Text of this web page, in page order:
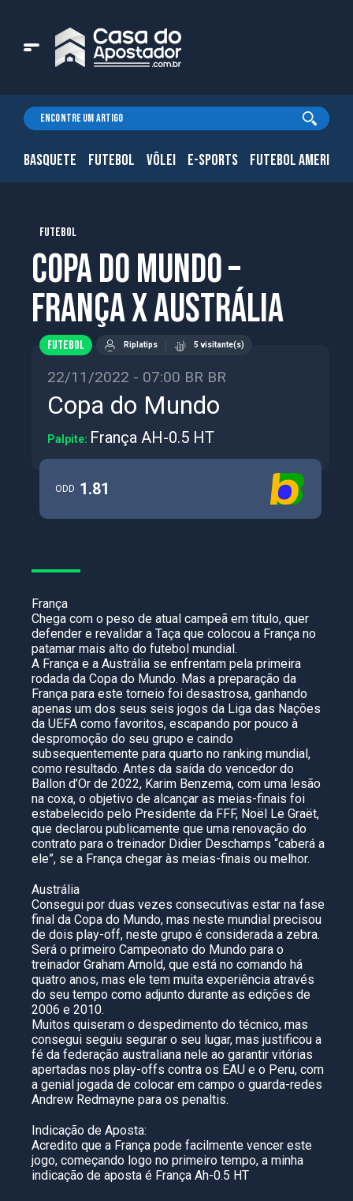
BASQUETE FUTEBOL VÔLEI E-SPORTS FUTEBOL
FUTEBOL
Copa do Mundo –
França x Austrália
FUTEBOL Riplatips 5 visitante(s)
22/11/2022 - 07:00 BR BR
Copa do Mundo
Palpite: França AH-0.5 HT
ODD 1.81
França
Chega com o peso de atual campeã em titulo, quer
defender e revalidar a Taça que colocou a França no
patamar mais alto do futebol mundial.
A França e a Austrália se enfrentam pela primeira
rodada da Copa do Mundo. Mas a preparação da
França para este torneio foi desastrosa, ganhando
apenas um dos seus seis jogos da Liga das Nações
da UEFA como favoritos, escapando por pouco à
despromoção do seu grupo e caindo
subsequentemente para quarto no ranking mundial,
como resultado. Antes da saída do vencedor do
Ballon d’Or de 2022, Karim Benzema, com uma lesão
na coxa, o objetivo de alcançar as meias-finais foi
estabelecido pelo Presidente da FFF, Noël Le Graët,
que declarou publicamente que uma renovação do
contrato para o treinador Didier Deschamps “caberá a
ele”, se a França chegar às meias-finais ou melhor.
Austrália
Consegui por duas vezes consecutivas estar na fase
final da Copa do Mundo, mas neste mundial precisou
de dois play-off, neste grupo é considerada a zebra.
Será o primeiro Campeonato do Mundo para o
treinador Graham Arnold, que está no comando há
quatro anos, mas ele tem muita experiência através
do seu tempo como adjunto durante as edições de
2006 e 2010.
Muitos quiseram o despedimento do técnico, mas
consegui seguiu segurar o seu lugar, mas justificou a
fé da federação australiana nele ao garantir vitórias
apertadas nos play-offs contra os EAU e o Peru, com
a genial jogada de colocar em campo o guarda-redes
Andrew Redmayne para os penaltis.
Indicação de Aposta:
Acredito que a França pode facilmente vencer este
jogo, começando logo no primeiro tempo, a minha
indicação de aposta é França Ah-0.5 HT